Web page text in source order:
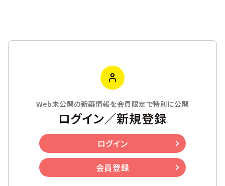
Web未公開の新築情報を会員限定で特別に公開
ログイン／新規登録
ログイン
会員登録